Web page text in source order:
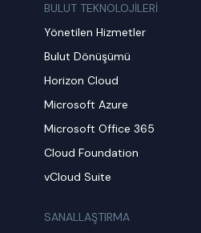
BULUT TEKNOLOJİLERİ
Yönetilen Hizmetler
Bulut Dönüşümü
Horizon Cloud
Microsoft Azure
Microsoft Office 365
Cloud Foundation
vCloud Suite
SANALLAŞTIRMA